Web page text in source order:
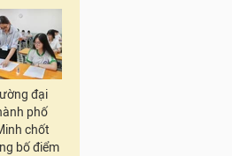
đại
phố
chốt
bố điểm